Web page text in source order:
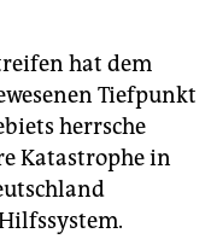
hat dem
Tiefpunkt
herrsche
Katastrophe in